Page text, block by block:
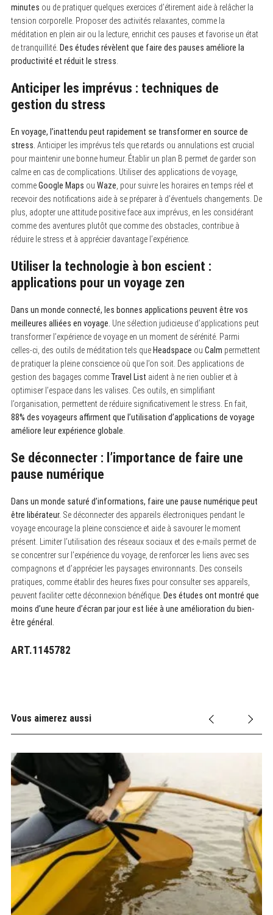
minutes ou de pratiquer quelques exercices d’étirement aide à relâcher la
tension corporelle. Proposer des activités relaxantes, comme la
méditation en plein air ou la lecture, enrichit ces pauses et favorise un état
de tranquillité. Des études révèlent que faire des pauses améliore la
productivité et réduit le stress
Anticiper les imprévus : techniques de
gestion du stress
En voyage, l’inattendu peut rapidement se transformer en source de
stress. Anticiper les imprévus tels que retards ou annulations est crucial
pour maintenir une bonne humeur. Établir un plan B permet de garder son
calme en cas de complications. Utiliser des applications de voyage,
commeGoogle Maps ou Waze , pour suivre les horaires en temps réel et
recevoir des notifications aide à se préparer à d’éventuels changements. De
plus, adopter une attitude positive face aux imprévus, en les considérant
comme des aventures plutôt que comme des obstacles, contribue à
réduire le stress et à apprécier davantage l’expérience.
Utiliser la technologie à bon escient :
applications pour un voyage zen
Dans un monde connecté, les bonnes applications peuvent être vos
meilleures alliées en voyage. Une sélection judicieuse d’applications peut
transformer l’expérience de voyage en un moment de sérénité. Parmi
celles-ci, des outils de méditation tels que Headspace ou Calm permettent
de pratiquer la pleine conscience où que l’on soit. Des applications de
gestion des bagages comme Travel List aident à ne rien oublier et à
optimiser l’espace dans les valises. Ces outils, en simplifiant
l’organisation, permettent de réduire significativement le stress. En fait,
88% des voyageurs affirment que l’utilisation d’applications de voyage
améliore leur expérience globale
Se déconnecter : l’importance de faire une
pause numérique
Dans un monde saturé d’informations, faire une pause numérique peut
être libérateur. Se déconnecter des appareils électroniques pendant le
voyage encourage la pleine conscience et aide à savourer le moment
présent. Limiter l’utilisation des réseaux sociaux et des e-mails permet de
se concentrer sur l’expérience du voyage, de renforcer les liens avec ses
compagnons et d’apprécier les paysages environnants. Des conseils
pratiques, comme établir des heures fixes pour consulter ses appareils,
peuvent faciliter cette déconnexion bénéfique. Des études ont montré que
moins d’une heure d’écran par jour est liée à une amélioration du bien-
être général.
ART.1145782
Vous aimerez aussi